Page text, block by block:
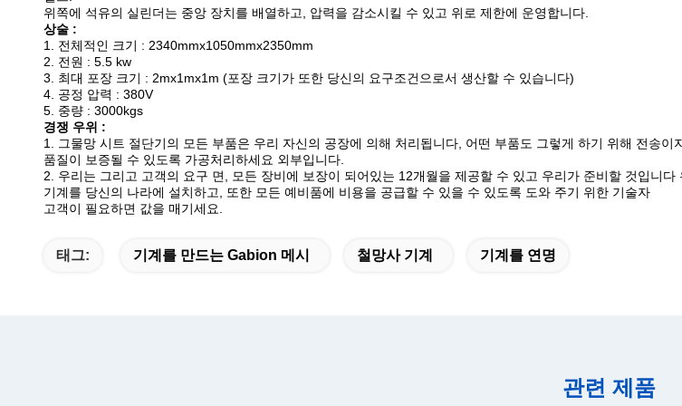
위쪽에 석유의 실린더는 중앙 장치를 배열하고, 압력을 감소시킬 수 있고 위로 제한에 운영합니다.
상술 :
1. 전체적인 크기 : 2340mmx1050mmx2350mm
2. 전원 : 5.5 kw
3. 최대 포장 크기 : 2mx1mx1m (포장 크기가 또한 당신의 요구조건으로서 생산할 수 있습니다)
4. 공정 압력 : 380V
5. 중량 : 3000kgs
경쟁 우위 :
1. 그물망 시트 절단기의 모든 부품은 우리 자신의 공장에 의해 처리됩니다, 어떤 부품도 그렇게 하기 위해 전송이
품질이 보증될 수 있도록 가공처리하세요 외부입니다.
2. 우리는 그리고 고객의 요구 면, 모든 장비에 보장이 되어있는 12개월을 제공할 수 있고 우리가 준비할 것입니다
기계를 당신의 나라에 설치하고, 또한 모든 예비품에 비용을 공급할 수 있을 수 있도록 도와 주기 위한 기술자
고객이 필요하면 값을 매기세요.
태그: 기계를 만드는 Gabion 메시 철망사 기계 기계를 연명
관련 제품